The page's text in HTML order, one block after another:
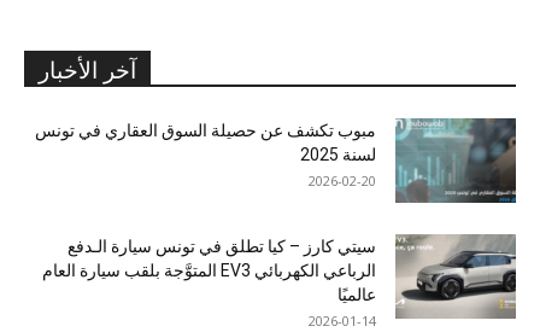
آخر الأخبار
مبوب تكشف عن حصيلة السوق العقاري في تونس
لسنة 2025
2026-02-20
سيتي كارز – كيا تطلق في تونس سيارة الـدفع
الرباعي الكهربائي EV3 المتوَّجة بلقب سيارة العام
عالميًا
2026-01-14